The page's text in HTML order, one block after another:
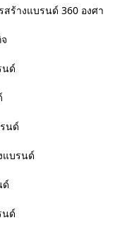
ร้างแบรนด์ 360 องศา
นด์
นด์
บรนด์
ด์
นด์